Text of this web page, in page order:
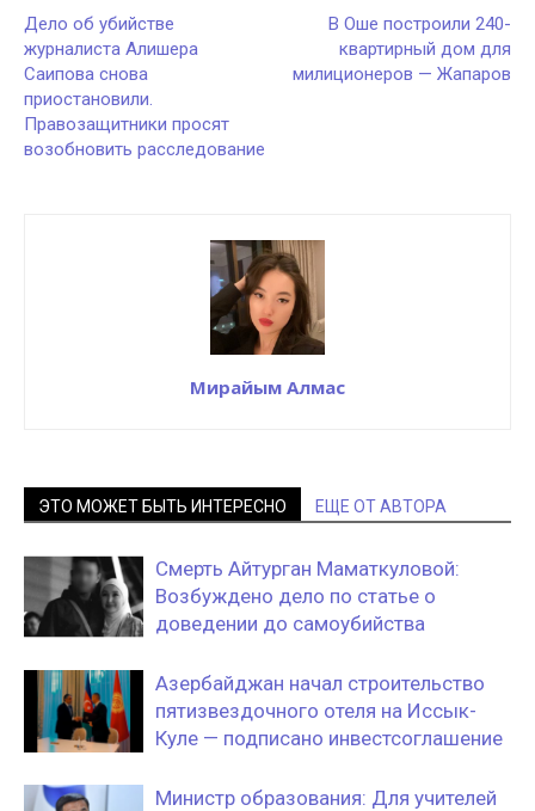
Дело об убийстве
журналиста Алишера
Саипова снова
приостановили.
Правозащитники просят
возобновить расследование
В Оше построили 240-
квартирный дом для
милиционеров — Жапаров
Мирайым Алмас
ЭТО МОЖЕТ БЫТЬ ИНТЕРЕСНО ЕЩЕ ОТ АВТОРА
Смерть Айтурган Маматкуловой:
Возбуждено дело по статье о
доведении до самоубийства
Азербайджан начал строительство
пятизвездочного отеля на Иссык-
Куле — подписано инвестсоглашение
Министр образования: Для учителей